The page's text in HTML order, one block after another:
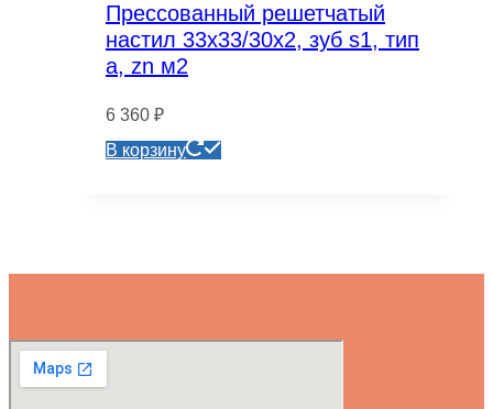
Прессованный решетчатый
настил 33х33/30х2, зуб s1, тип
а, zn м2
6 360 ₽
В корзину